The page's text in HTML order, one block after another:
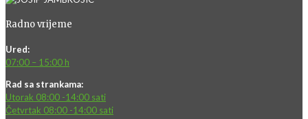
Radno vrijeme
Ured:
07:00 – 15:00 h
Rad sa strankama:
Utorak 08:00 -14:00 sati
Četvrtak 08:00 -14:00 sati